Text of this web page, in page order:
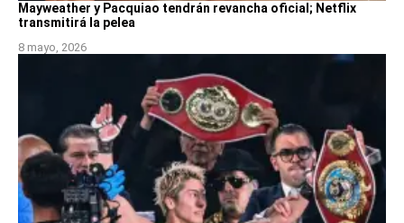
Mayweather y Pacquiao tendrán revancha oficial; Netflix
transmitirá la pelea
8 mayo, 2026